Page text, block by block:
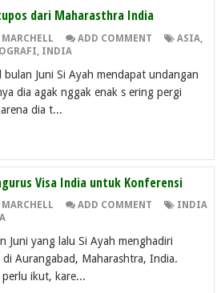
dari Maharasthra India
ADD COMMENT ASIA
INDIA
bulan Juni Si Ayah mendapat undangan
dia agak nggak enak s ering pergi
dia t...
Visa India untuk Konferensi
ADD COMMENT
INDIA
Juni yang lalu Si Ayah menghadiri
Aurangabad, Maharashtra, India.
ikut, kare...